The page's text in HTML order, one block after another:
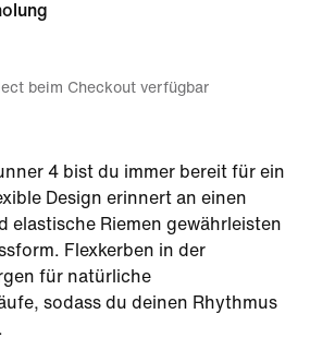
beim Checkout verfügbar
4 bist du immer bereit für ein
Design erinnert an einen
elastische Riemen gewährleisten
Flexkerben in der
für natürliche
sodass du deinen Rhythmus